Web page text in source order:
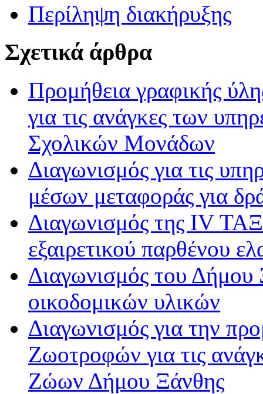
Περίληψη διακήρυξης
Σχετικά άρθρα
Προμήθεια γραφικής
για τις ανάγκες των
Σχολικών Μονάδων
Διαγωνισμός για τις
μέσων μεταφοράς για
Διαγωνισμός της IV
εξαιρετικού παρθένου
Διαγωνισμός του Δήμου
οικοδομικών υλικών
Διαγωνισμός για την
Ζωοτροφών για τις
Ζώων Δήμου Ξάνθης